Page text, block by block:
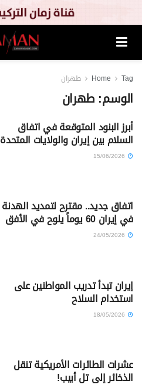
Home Tag طهران
الوسم:طهران
أبرز البنود المتوقعة في اتفاق
السلام بين إيران والولايات المتحدة
اتفاق جديد.. مقترح لتمديد الهدنة
في إيران 60 يوماً يلوح في الأفق
إيران تبدأ تدريب المواطنين على
استخدام السلاح
عشرات الطائرات الأمريكية تنقل
الذخائر إلى تل أبيب!